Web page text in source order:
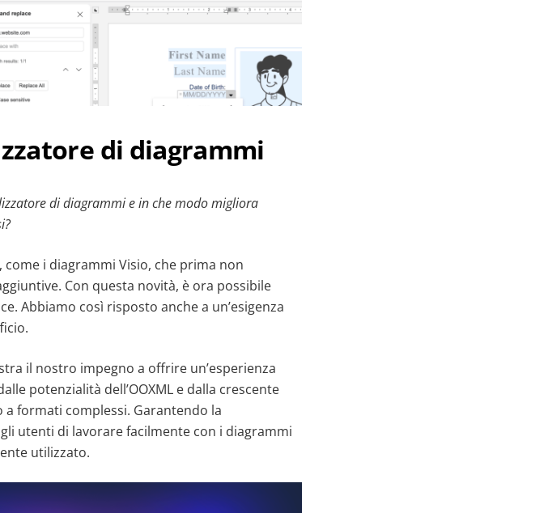
di diagrammi
di diagrammi e in che modo migliora
i diagrammi Visio, che prima non
Con questa novità, è ora possibile
Abbiamo così risposto anche a un’esigenza
il nostro impegno a offrire un’esperienza
potenzialità dell’OOXML e dalla crescente
formati complessi. Garantendo la
utenti di lavorare facilmente con i diagrammi
utilizzato.